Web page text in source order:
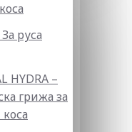
руса
HYDRA –
грижа за